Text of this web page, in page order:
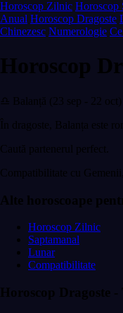
Horoscop Zilnic Horoscop
Anual Horoscop Dragoste
Chinezesc Numerologie
Horoscop
♎ Balanță (23 sep - 22 oct)
În dragoste, Balanța este
Caută partenerul perfect.
Compatibilitate cu
Alte horoscoape
Horoscop Zilnic
Saptamanal
Lunar
Compatibilitate
Horoscop Dragoste